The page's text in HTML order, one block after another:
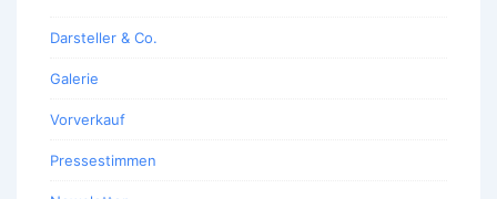
Darsteller & Co.
Galerie
Vorverkauf
Pressestimmen